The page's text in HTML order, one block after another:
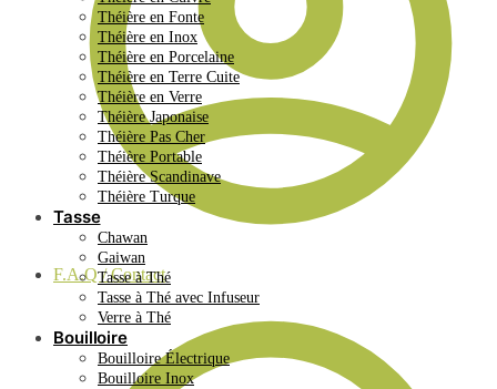
F.A.Q / Contact
Théière en Fonte
Théière en Inox
Théière en Porcelaine
Théière en Terre Cuite
Théière en Verre
Théière Japonaise
Théière Pas Cher
Théière Portable
Théière Scandinave
Théière Turque
Tasse
Chawan
Gaiwan
Tasse à Thé
Tasse à Thé avec Infuseur
Verre à Thé
Bouilloire
Bouilloire Électrique
Bouilloire Inox